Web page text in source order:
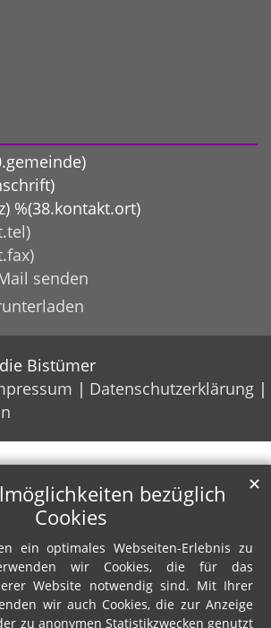
%(38.kontakt.ort)
senden
Bistümer
Datenschutzerklärung
bezüglich
Cookies
ein optimales Webseiten-Erlebnis zu
wir Cookies, die für das
Website notwendig sind. Mit Ihrer
wir auch Cookies, die zur Anzeige
zu anonymen Statistikzwecken genutzt
✕